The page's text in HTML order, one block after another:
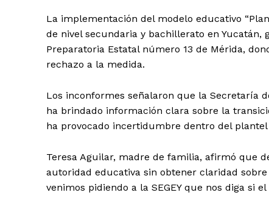
La implementación del modelo educativo
de nivel secundaria y bachillerato en
Preparatoria Estatal número 13 de Mérida,
rechazo a la medida.
Los inconformes señalaron que la Secretaría
ha brindado información clara sobre la
ha provocado incertidumbre dentro del
Teresa Aguilar, madre de familia, afirmó que
autoridad educativa sin obtener claridad
venimos pidiendo a la SEGEY que nos diga si